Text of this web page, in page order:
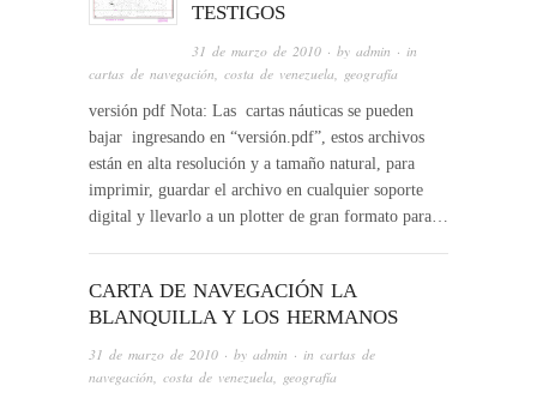
TESTIGOS
31 de marzo de 2010 · byadmin · in
cartas de navegación costa de venezuela geografía
versión pdf Nota: Las cartas náuticas se pueden
bajar ingresando en “versión.pdf”, estos archivos
están en alta resolución y a tamaño natural, para
imprimir, guardar el archivo en cualquier soporte
digital y llevarlo a un plotter de gran formato para…
CARTA DE NAVEGACIÓN LA
BLANQUILLA Y LOS HERMANOS
31 de marzo de 2010 · by admin · in cartas de
navegación, costa de venezuela, geografía